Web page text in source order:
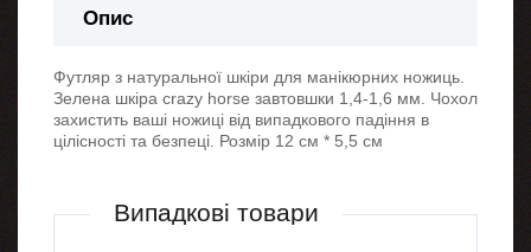
Опис
Футляр з натуральної шкіри для манікюрних ножиць.
Зелена шкіра crazy horse завтовшки 1,4-1,6 мм. Чохол
захистить ваші ножиці від випадкового падіння в
цілісності та безпеці. Розмір 12 см * 5,5 см
Випадкові товари